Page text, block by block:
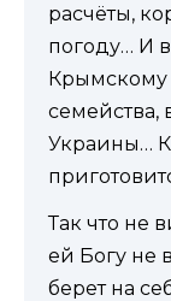
расчёты,
погоду… И
Крымскому
семейства,
Украины…
Так что не
ей Богу не
берет на